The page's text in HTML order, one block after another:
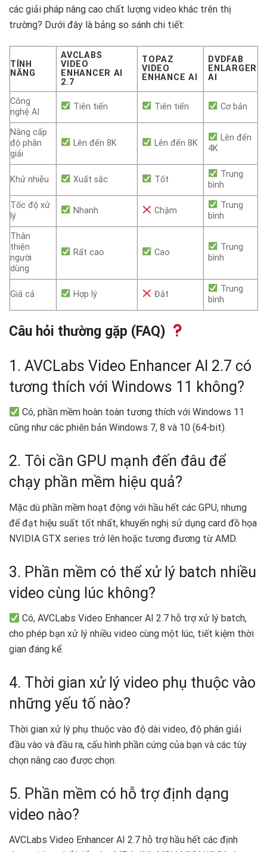
các giải pháp nâng cao chất lượng video khác trên thị
trường? Dưới đây là bảng so sánh chi tiết:
TÍNH
NĂNG
AVCLABS
VIDEO
ENHANCER AI
2.7
TOPAZ
VIDEO
ENHANCE AI
DVDFAB
ENLARGER
AI
Công
nghệ AI
Tiên tiến Tiên tiến Cơ bản
Nâng cấp
độ phân
giải
Lên đến 8K Lên đến 8K
Lên đến
4K
Khử nhiễu Xuất sắc Tốt
Trung
bình
Tốc độ xử
lý
Nhanh Chậm
Trung
bình
Thân
thiện
người
dùng
Rất cao Cao
Trung
bình
Giá cả Hợp lý Đắt
Trung
bình
Câu hỏi thường gặp (FAQ)
1. AVCLabs Video Enhancer AI 2.7 có
tương thích với Windows 11 không?
Có, phần mềm hoàn toàn tương thích với Windows 11
cũng như các phiên bản Windows 7, 8 và 10 (64-bit).
2. Tôi cần GPU mạnh đến đâu để
chạy phần mềm hiệu quả?
Mặc dù phần mềm hoạt động với hầu hết các GPU, nhưng
để đạt hiệu suất tốt nhất, khuyến nghị sử dụng card đồ họa
NVIDIA GTX series trở lên hoặc tương đương từ AMD.
3. Phần mềm có thể xử lý batch nhiều
video cùng lúc không?
Có, AVCLabs Video Enhancer AI 2.7 hỗ trợ xử lý batch,
cho phép bạn xử lý nhiều video cùng một lúc, tiết kiệm thời
gian đáng kể.
4. Thời gian xử lý video phụ thuộc vào
những yếu tố nào?
Thời gian xử lý phụ thuộc vào độ dài video, độ phân giải
đầu vào và đầu ra, cấu hình phần cứng của bạn và các tùy
chọn nâng cao được chọn.
5. Phần mềm có hỗ trợ định dạng
video nào?
AVCLabs Video Enhancer AI 2.7 hỗ trợ hầu hết các định